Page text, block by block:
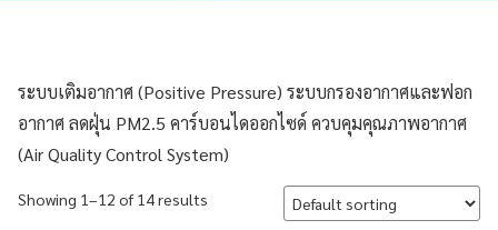
ระบบเติมอากาศ (Positive Pressure) ระบบกรองอากาศและฟอก
อากาศ ลดฝุ่น PM2.5 คาร์บอนไดออกไซด์ ควบคุมคุณภาพอากาศ
(Air Quality Control System)
Showing 1–12 of 14 results